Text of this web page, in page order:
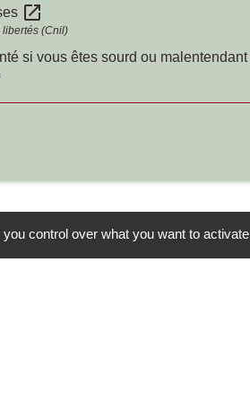
open_in_new
(Cnil)
si vous êtes sourd ou malentendant
control over what you want to activate